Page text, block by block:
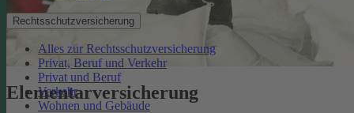
Rechtsschutzversicherung
Alles zur Rechtsschutzversicherung
Privat, Beruf und Verkehr
Privat und Beruf
Verkehr
Wohnen und Gebäude
Elementarversicherung